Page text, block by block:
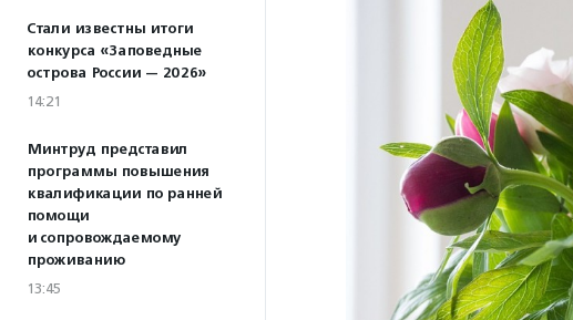
Стали известны итоги
конкурса «Заповедные
острова России — 2026»
14:21
Минтруд представил
программы повышения
квалификации по ранней
помощи
и сопровождаемому
проживанию
13:45